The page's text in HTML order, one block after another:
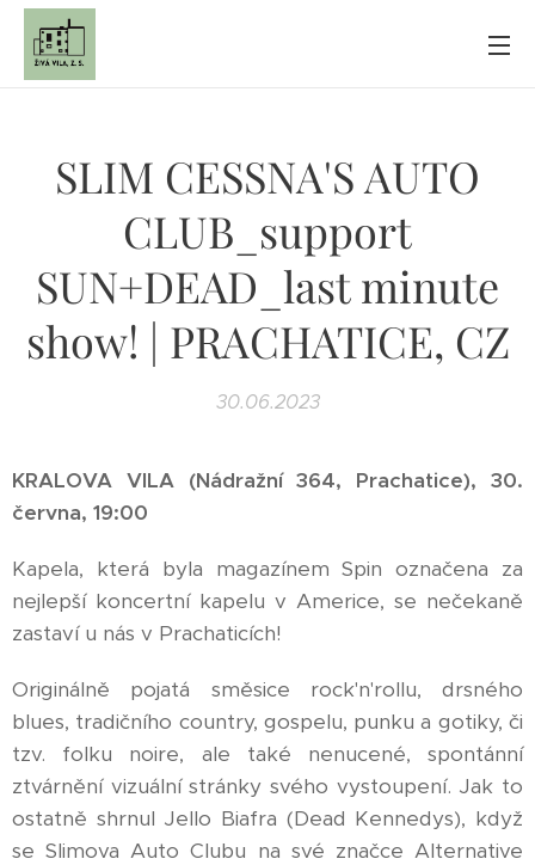
SLIM CESSNA'S AUTO
CLUB_support
SUN+DEAD_last minute
show! | PRACHATICE, CZ
30.06.2023
KRALOVA VILA (Nádražní 364, Prachatice), 30.
června, 19:00
Kapela, která byla magazínem Spin označena za
nejlepší koncertní kapelu v Americe, se nečekaně
zastaví u nás v Prachaticích!
Originálně pojatá směsice rock'n'rollu, drsného
blues, tradičního country, gospelu, punku a gotiky, či
tzv. folku noire, ale také nenucené, spontánní
ztvárnění vizuální stránky svého vystoupení. Jak to
ostatně shrnul Jello Biafra (Dead Kennedys), když
se Slimova Auto Clubu na své značce Alternative